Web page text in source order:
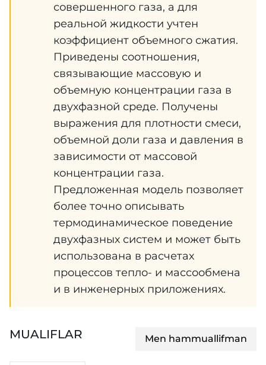
совершенного газа, а для
реальной жидкости учтен
коэффициент объемного сжатия.
Приведены соотношения,
связывающие массовую и
объемную концентрации газа в
двухфазной среде. Получены
выражения для плотности смеси,
объемной доли газа и давления в
зависимости от массовой
концентрации газа.
Предложенная модель позволяет
более точно описывать
термодинамическое поведение
двухфазных систем и может быть
использована в расчетах
процессов тепло- и массообмена
и в инженерных приложениях.
MUALIFLAR Men hammuallifman